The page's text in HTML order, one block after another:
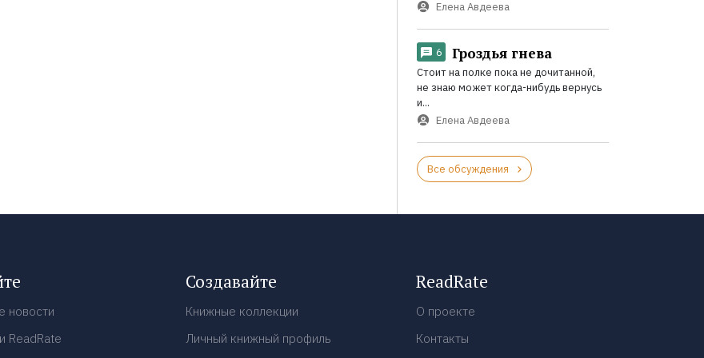
Елена Авдеева
6 Гроздья гнева
Стоит на полке пока не дочитанной,
не знаю может когда-нибудь вернусь
и...
Елена Авдеева
Все обсуждения
новости
ReadRate
Создавайте
Книжные коллекции
Личный книжный профиль
ReadRate
О проекте
Контакты